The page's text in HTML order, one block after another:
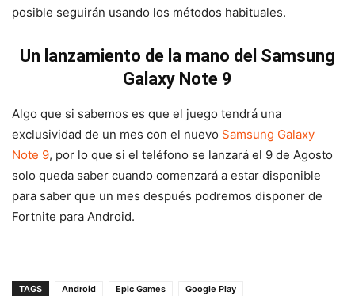
posible seguirán usando los métodos habituales.
Un lanzamiento de la mano del Samsung
Galaxy Note 9
Algo que si sabemos es que el juego tendrá una
exclusividad de un mes con el nuevo Samsung Galaxy
Note 9, por lo que si el teléfono se lanzará el 9 de Agosto
solo queda saber cuando comenzará a estar disponible
para saber que un mes después podremos disponer de
Fortnite para Android.
TAGS Android Epic Games Google Play